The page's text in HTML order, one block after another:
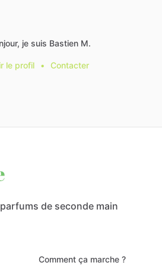
je suis Bastien M.
le profil • Contacter
de seconde main
Comment ça marche ?